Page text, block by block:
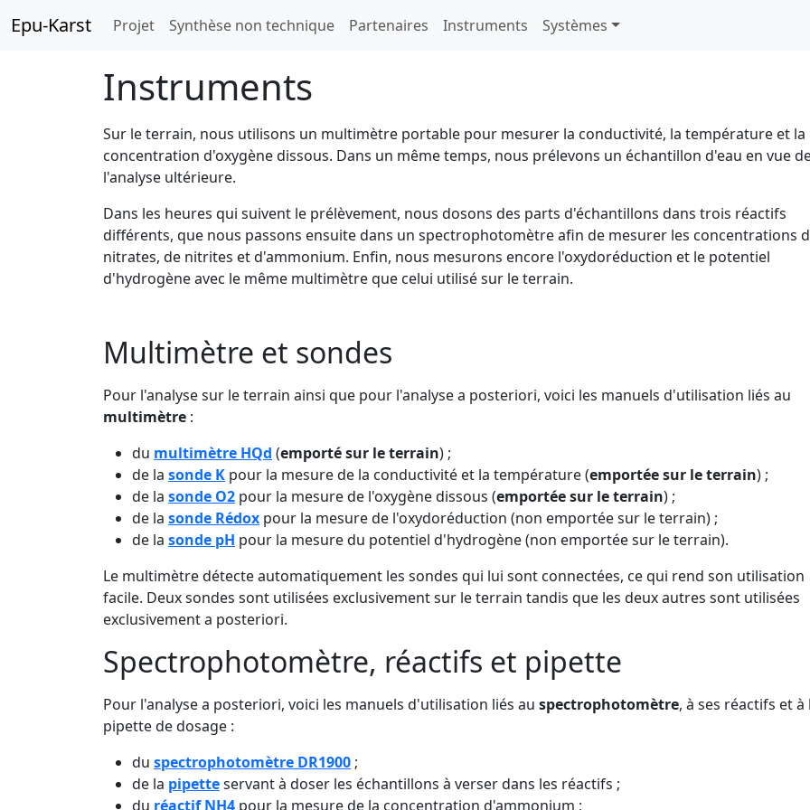
Epu-Karst Projet Synthèse non technique Partenaires Instruments Systèmes
Instruments
Sur le terrain, nous utilisons un multimètre portable pour mesurer la conductivité, la température et la
concentration d'oxygène dissous. Dans un même temps, nous prélevons un échantillon d'eau en vue
l'analyse ultérieure.
Dans les heures qui suivent le prélèvement, nous dosons des parts d'échantillons dans trois réactifs
différents, que nous passons ensuite dans un spectrophotomètre afin de mesurer les concentrations
nitrates, de nitrites et d'ammonium. Enfin, nous mesurons encore l'oxydoréduction et le potentiel
d'hydrogène avec le même multimètre que celui utilisé sur le terrain.
Multimètre et sondes
Pour l'analyse sur le terrain ainsi que pour l'analyse a posteriori, voici les manuels d'utilisation liés au
multimètre :
du multimètre HQd (emporté sur le terrain) ;
de la sonde K pour la mesure de la conductivité et la température (emportée sur le terrain) ;
de la sonde O2 pour la mesure de l'oxygène dissous (emportée sur le terrain) ;
de la sonde Rédox pour la mesure de l'oxydoréduction (non emportée sur le terrain) ;
de la sonde pH pour la mesure du potentiel d'hydrogène (non emportée sur le terrain).
Le multimètre détecte automatiquement les sondes qui lui sont connectées, ce qui rend son utilisation
facile. Deux sondes sont utilisées exclusivement sur le terrain tandis que les deux autres sont utilisées
exclusivement a posteriori.
Spectrophotomètre, réactifs et pipette
Pour l'analyse a posteriori, voici les manuels d'utilisation liés au spectrophotomètre, à ses réactifs et à
pipette de dosage :
du spectrophotomètre DR1900 ;
de la pipetteservant à doser les échantillons à verser dans les réactifs ;
du réactif NH4 pour la mesure de la concentration d'ammonium ;